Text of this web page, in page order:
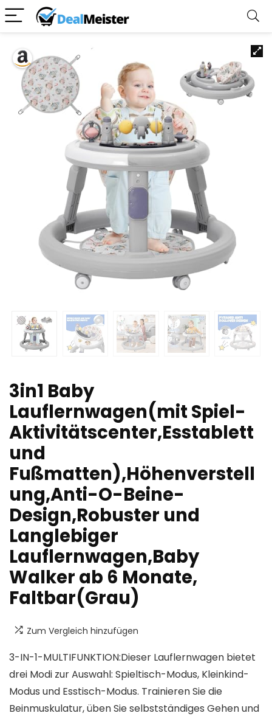
3in1 Baby
Lauflernwagen(mit Spiel-
Aktivitätscenter,Esstablett
und
Fußmatten),Höhenverstell
ung,Anti-O-Beine-
Design,Robuster und
Langlebiger
Lauflernwagen,Baby
Walker ab 6 Monate,
Faltbar(Grau)
Zum Vergleich hinzufügen
3-IN-1-MULTIFUNKTION:Dieser Lauflernwagen bietet
drei Modi zur Auswahl: Spieltisch-Modus, Kleinkind-
Modus und Esstisch-Modus. Trainieren Sie die
Beinmuskulatur, üben Sie selbstständiges Gehen und